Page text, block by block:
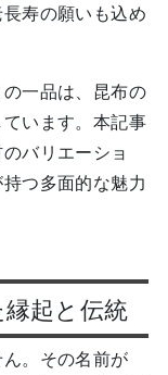
寿の願いも込め
一品は、昆布の
います。本記事
バリエーショ
つ多面的な魅力
起と伝統
。その名前が